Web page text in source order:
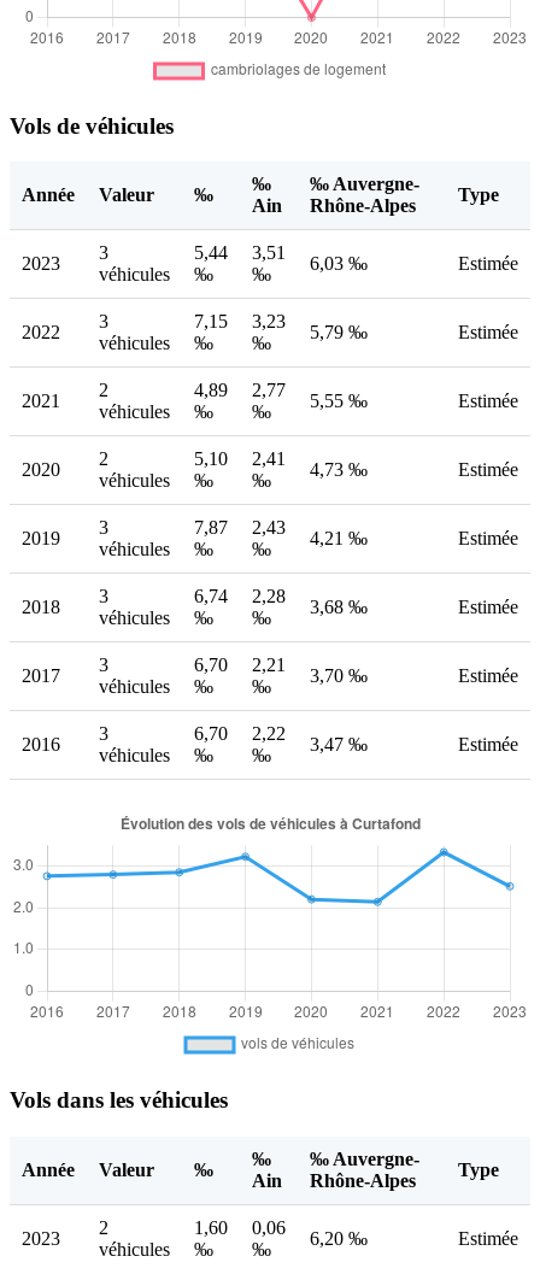
Vols de véhicules
Année Valeur ‰
‰
Ain
‰ Auvergne-
Rhône-Alpes
Type
2023
3
véhicules
5,44
‰
3,51
‰
6,03 ‰ Estimée
2022
3
véhicules
7,15
‰
3,23
‰
5,79 ‰ Estimée
2021
2
véhicules
4,89
‰
2,77
‰
5,55 ‰ Estimée
2020
2
véhicules
5,10
‰
2,41
‰
4,73 ‰ Estimée
2019
3
véhicules
7,87
‰
2,43
‰
4,21 ‰ Estimée
2018
3
véhicules
6,74
‰
2,28
‰
3,68 ‰ Estimée
2017
3
véhicules
6,70
‰
2,21
‰
3,70 ‰ Estimée
2016
3
véhicules
6,70
‰
2,22
‰
3,47 ‰ Estimée
Vols dans les véhicules
Année Valeur ‰
‰
Ain
‰ Auvergne-
Rhône-Alpes
Type
2023
2
véhicules
1,60
‰
0,06
‰
6,20 ‰ Estimée